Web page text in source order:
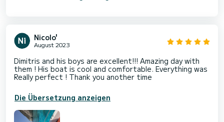
Nicolo'
August 2023
Dimitris and his boys are excellent!!! Amazing day with
them ! His boat is cool and comfortable. Everything was
Really perfect ! Thank you another time
Die Übersetzung anzeigen